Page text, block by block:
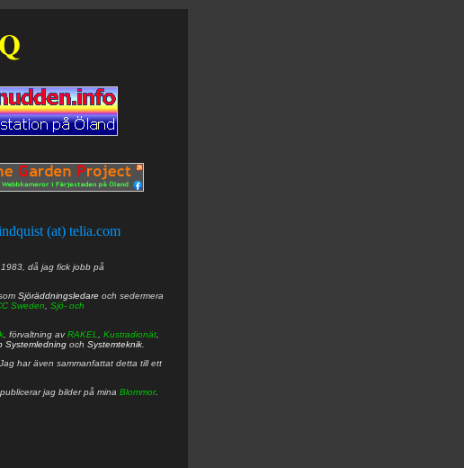
(at) telia.com
1983, då jag fick jobb på
Sjöräddningsledare och sedermera
Sweden
Sjö- och
, förvaltning avRAKEL Kustradionät
Systemledning och Systemteknik
har även sammanfattat detta till ett
publicerar jag bilder på mina Blommor.